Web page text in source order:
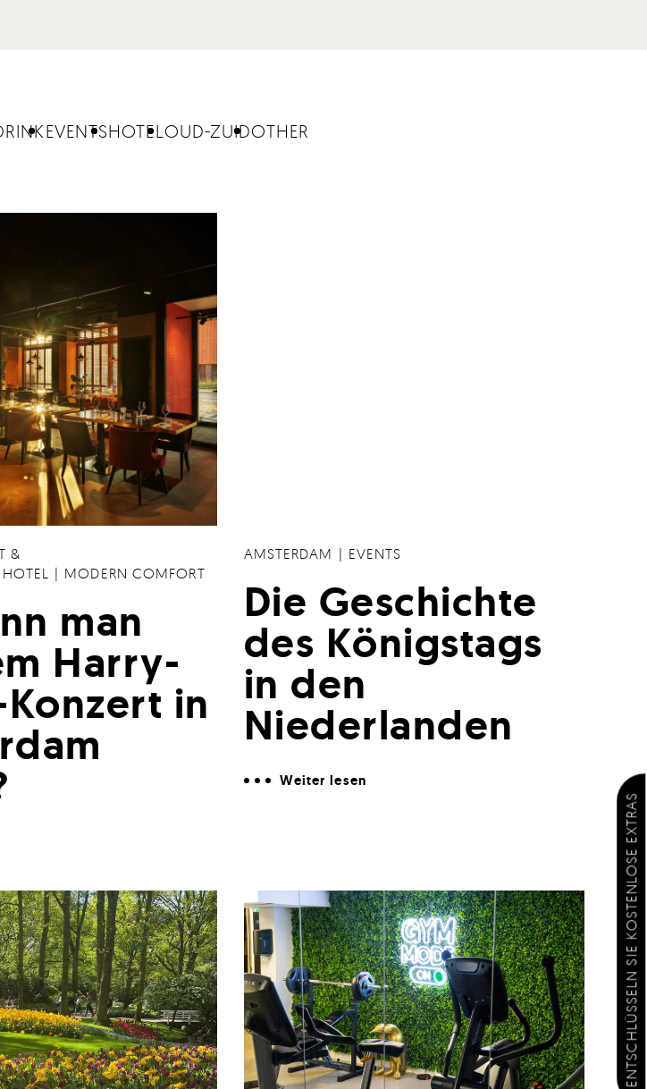
EVENTSHOTEL OUD-ZUIDOTHER
&
HOTEL | MODERN COMFORT
man
Harry-
in
AMSTERDAM | EVENTS
Die Geschichte
des Königstags
in den
Niederlanden
Weiter lesen
ENTSCHLÜSSELN SIE KOSTENLOSE EXTRAS